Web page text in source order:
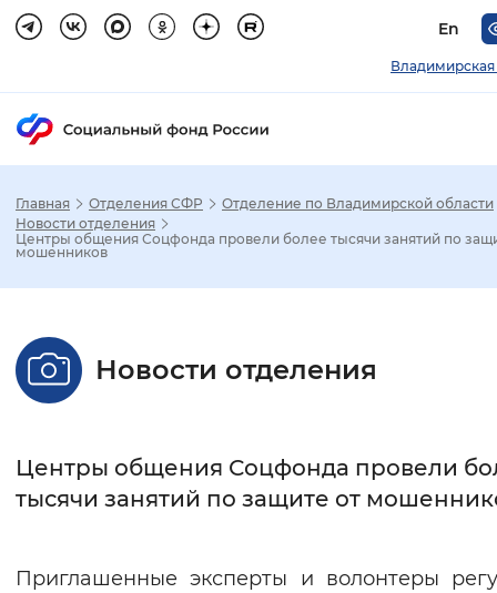
En
Владимирская
Стандартный Увеличенный
Без засечек С засечками
Нормальный Увеличенный
Главная Отделения СФР
Отделение по Владимирской области
Новости отделения
Центры общения Соцфонда провели более тысячи занятий по
мошенников
Новости отделения
Центры общения Соцфонда провели
тысячи занятий по защите от
Приглашенные эксперты и волонтеры